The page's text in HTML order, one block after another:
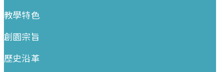
教學特色
創園宗旨
歷史沿革